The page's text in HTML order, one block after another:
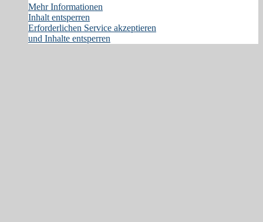
Mehr Informationen
Inhalt entsperren
Erforderlichen Service akzeptieren
und Inhalte entsperren